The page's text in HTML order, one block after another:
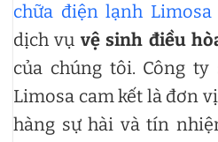
chữa điện lạnh Limosa
dịch vụ vệ sinh điều
của chúng tôi. Công
Limosa cam kết là đơn
hàng sự hài và tín